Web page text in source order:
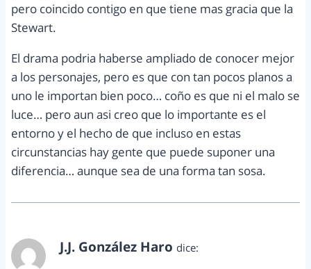
pero coincido contigo en que tiene mas gracia que la
Stewart.
El drama podria haberse ampliado de conocer mejor
a los personajes, pero es que con tan pocos planos a
uno le importan bien poco… coño es que ni el malo se
luce… pero aun asi creo que lo importante es el
entorno y el hecho de que incluso en estas
circunstancias hay gente que puede suponer una
diferencia… aunque sea de una forma tan sosa.
J.J. González Haro dice: